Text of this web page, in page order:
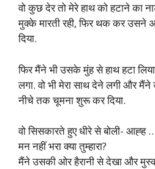
वो कुछ देर तो मेरे हाथ को हटाने का
मुक्के मारती रही, फिर थक कर उसने
दिया.
फिर मैंने भी उसके मुंह से हाथ हटा
लगा. वो भी मेरा साथ देने लगी और
नीचे तक चूमना शुरू कर दिया.
वो सिसकारते हुए धीरे से बोली- आह्ह
मन नहीं भरा क्या तुम्हारा?
मैंने उसकी ओर हैरानी से देखा और